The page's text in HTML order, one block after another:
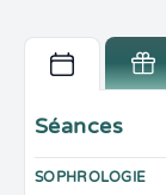
Séances
SOPHROLOGIE